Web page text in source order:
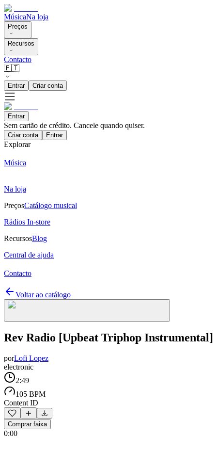
MúsicaNa loja
Preços
Recursos
Contacto
🇵🇹
Entrar Criar conta
Entrar
Sem cartão de crédito. Cancele quando quiser.
Criar conta Entrar
Explorar
Música
Na loja
PreçosCatálogo musical
Rádios In-store
RecursosBlog
Central de ajuda
Contacto
Voltar ao catálogo
Rev Radio [Upbeat Triphop Instrumental]
porLofi Lopez
electronic
2:49
105 BPM
Content ID
Comprar faixa
0:00